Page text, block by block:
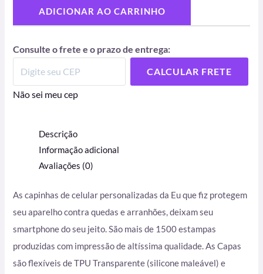
ADICIONAR AO CARRINHO
Consulte o frete e o prazo de entrega:
CALCULAR FRETE
Não sei meu cep
Descrição
Informação adicional
Avaliações (0)
As capinhas de celular personalizadas da Eu que fiz protegem
seu aparelho contra quedas e arranhões, deixam seu
smartphone do seu jeito. São mais de 1500 estampas
produzidas com impressão de altíssima qualidade. As Capas
são flexíveis de TPU Transparente (silicone maleável) e